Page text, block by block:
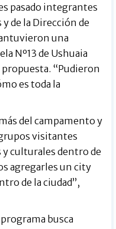
pasado integrantes
de la Dirección de
una
Nº13 de Ushuaia
“Pudieron
es toda la
del campamento y
visitantes
culturales dentro de
agregarles un city
de la ciudad”,
busca